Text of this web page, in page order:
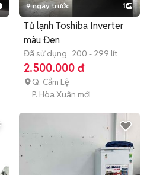
9 ngày trước 1
Tủ lạnh Toshiba Inverter
màu Đen
Đã sử dụng 200 - 299 lít
2.500.000 đ
Q. Cẩm Lệ
P. Hòa Xuân mới